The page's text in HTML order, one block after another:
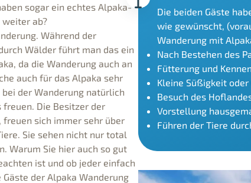
sogar ein echtes Alpaka-
weiter ab?
Während der
Wälder führt man das ein
da die Wanderung auch an
auch für das Alpaka sehr
der Wanderung natürlich
Die Besitzer der
sich immer sehr über
Sie sehen nicht nur total
Warum Sie hier auch so gut
ist und ob jeder einfach
der Alpaka Wanderung
Die beiden Gäste
wie gewünscht,
Wanderung mit
Nach Bestehen des
Fütterung und
Kleine Süßigkeit
Besuch des
Vorstellung
Führen der Tiere